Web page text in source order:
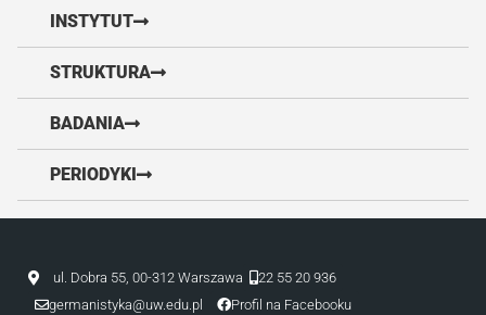
INSTYTUT
STRUKTURA
BADANIA
PERIODYKI
ul. Dobra 55, 00-312 Warszawa
22 55 20 936
germanistyka@uw.edu.pl
Profil na Facebooku